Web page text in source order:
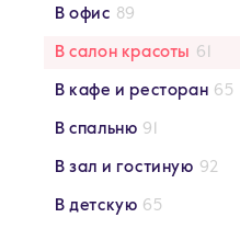
В офис 89
В салон красоты 61
В кафе и ресторан 65
В спальню 91
В зал и гостиную 92
В детскую 65